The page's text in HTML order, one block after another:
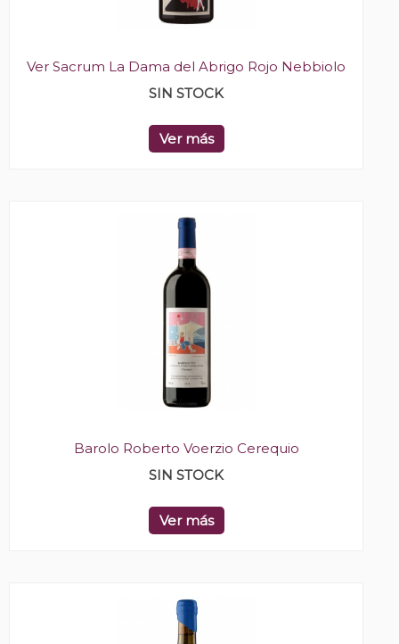
Ver Sacrum La Dama del Abrigo Rojo Nebbiolo
SIN STOCK
Ver más
Barolo Roberto Voerzio Cerequio
SIN STOCK
Ver más